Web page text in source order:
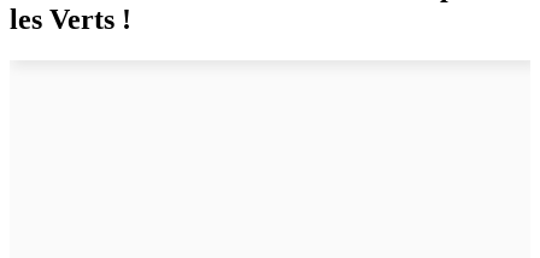
les Verts !